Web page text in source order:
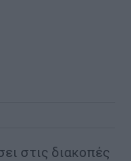
στις διακοπές